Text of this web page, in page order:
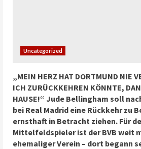
Uncategorized
„MEIN HERZ HAT DORTMUND NIE
ICH ZURÜCKKEHREN KÖNNTE,
HAUSE!“ Jude Bellingham soll
bei Real Madrid eine Rückkehr zu
ernsthaft in Betracht ziehen. Für
Mittelfeldspieler ist der BVB weit
ehemaliger Verein – dort begann